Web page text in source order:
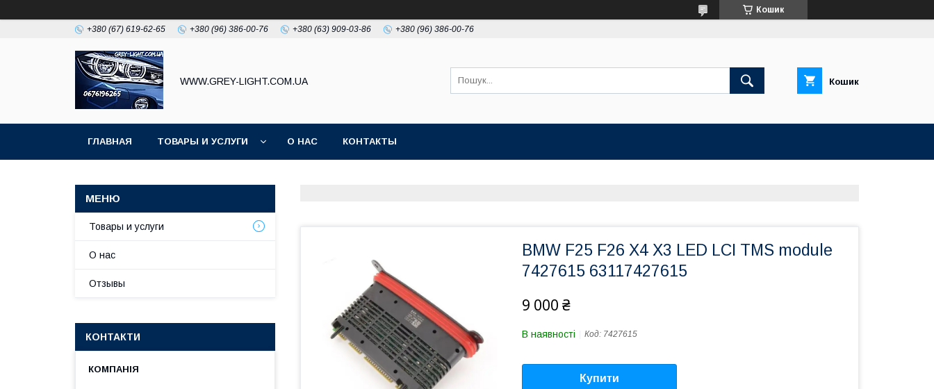
Кошик
+380 (67) 619-62-65 +380 (96) 386-00-76 +380 (63) 909-03-86 +380 (96) 386-00-76
WWW.GREY-LIGHT.COM.UA Кошик
ГЛАВНАЯ ТОВАРЫ И УСЛУГИ О НАС КОНТАКТЫ
BMW F25 F26 X4 X3 LED LCI TMS module
7427615 63117427615
9 000 ₴
В наявності Код: 7427615
Купити
Товары и услуги
О нас
Отзывы
КОНТАКТИ